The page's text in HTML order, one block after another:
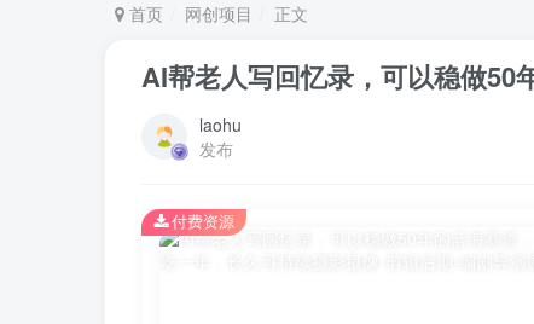
首页 网创项目 正文
AI帮老人写回忆录，可以稳做50
laohu
发布
付费资源